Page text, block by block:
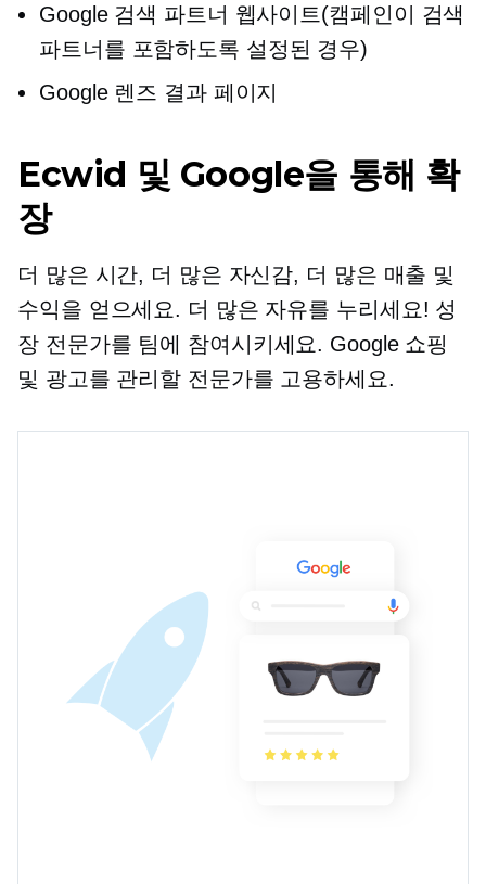
Google 검색 파트너 웹사이트(캠페인이 검색
파트너를 포함하도록 설정된 경우)
Google 렌즈 결과 페이지
Ecwid 및 Google을 통해 확
장
더 많은 시간, 더 많은 자신감, 더 많은 매출 및
수익을 얻으세요. 더 많은 자유를 누리세요! 성
장 전문가를 팀에 참여시키세요. Google 쇼핑
및 광고를 관리할 전문가를 고용하세요.